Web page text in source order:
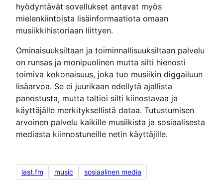
hyödyntävät sovellukset antavat myös
mielenkiintoista lisäinformaatiota omaan
musiikkihistoriaan liittyen.
Ominaisuuksiltaan ja toiminnallisuuksiltaan palvelu
on runsas ja monipuolinen mutta silti hienosti
toimiva kokonaisuus, joka tuo musiikin diggailuun
lisäarvoa. Se ei juurikaan edellytä ajallista
panostusta, mutta taltioi silti kiinostavaa ja
käyttäjälle merkityksellistä dataa. Tutustumisen
arvoinen palvelu kaikille musiikista ja sosiaalisesta
mediasta kiinnostuneille netin käyttäjille.
last.fm music sosiaalinen media